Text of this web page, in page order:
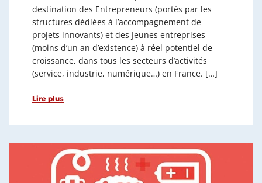
destination des Entrepreneurs (portés par les
structures dédiées à l’accompagnement de
projets innovants) et des Jeunes entreprises
(moins d’un an d’existence) à réel potentiel de
croissance, dans tous les secteurs d’activités
(service, industrie, numérique…) en France. […]
Lire plus